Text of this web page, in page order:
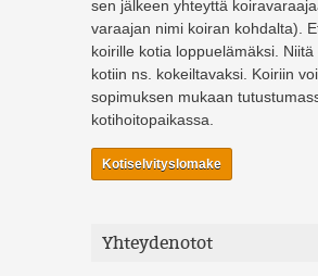
sen jälkeen yhteyttä
varaajan nimi koiran kohdalta).
koirille kotia loppuelämäksi. Niitä
kotiin ns. kokeiltavaksi. Koiriin
sopimuksen mukaan
kotihoitopaikassa.
Kotiselvityslomake
Yhteydenotot